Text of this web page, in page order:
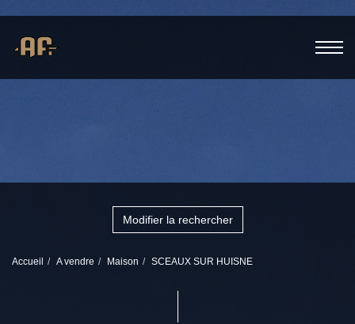
Modifier la rechercher
Accueil A vendre Maison SCEAUX SUR HUISNE